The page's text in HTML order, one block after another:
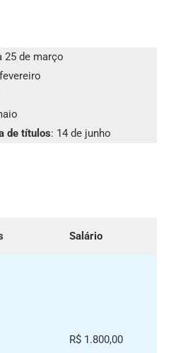
25 de março
de títulos: 14 de junho
Salário
R$ 1.800,00